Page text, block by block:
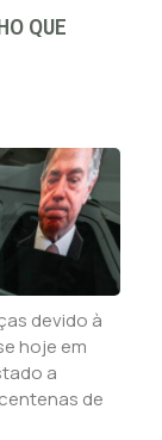
QUE
devido à
hoje em
a
de